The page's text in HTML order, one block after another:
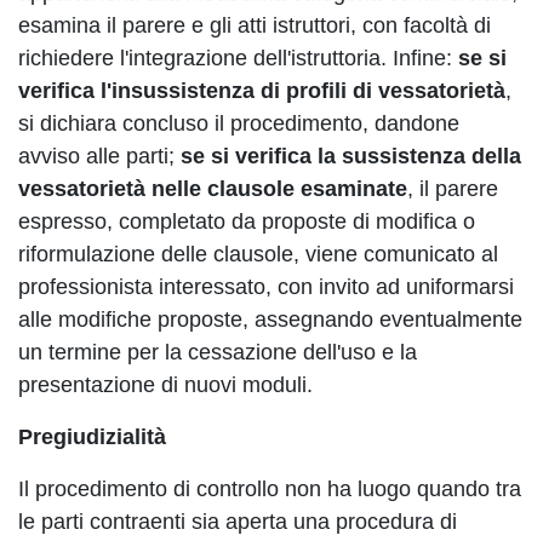
esamina il parere e gli atti istruttori, con facoltà di
richiedere l'integrazione dell'istruttoria. Infine: se si
verifica l'insussistenza di profili di vessatorietà,
si dichiara concluso il procedimento, dandone
avviso alle parti; se si verifica la sussistenza della
vessatorietà nelle clausole esaminate, il parere
espresso, completato da proposte di modifica o
riformulazione delle clausole, viene comunicato al
professionista interessato, con invito ad uniformarsi
alle modifiche proposte, assegnando eventualmente
un termine per la cessazione dell'uso e la
presentazione di nuovi moduli.
Pregiudizialità
Il procedimento di controllo non ha luogo quando tra
le parti contraenti sia aperta una procedura di